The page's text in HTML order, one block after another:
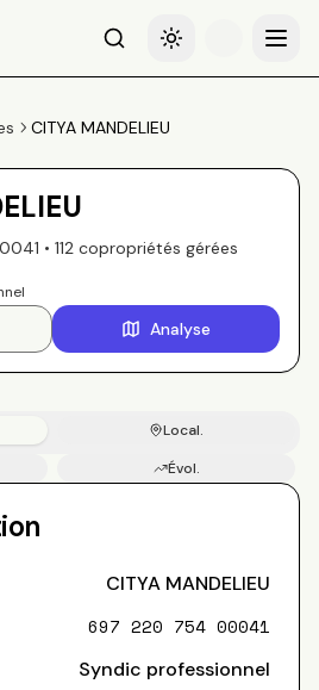
RechercheBasculer le thème
Menu
CITYA MANDELIEU
• 112 copropriétés gérées
Analyse
Local.
Évol.
CITYA MANDELIEU
697 220 754 00041
Syndic professionnel